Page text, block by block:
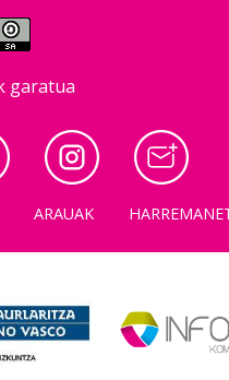
garatua
ARAUAK